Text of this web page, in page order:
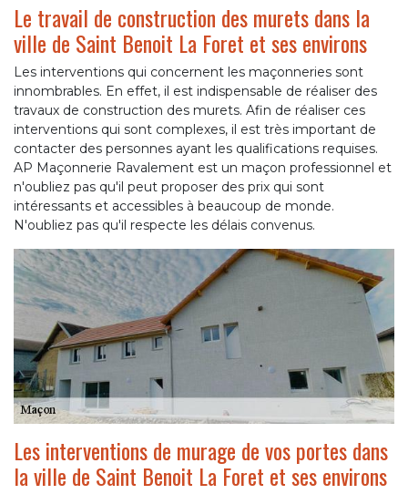
Le travail de construction des murets dans la
ville de Saint Benoit La Foret et ses environs
Les interventions qui concernent les maçonneries sont
innombrables. En effet, il est indispensable de réaliser des
travaux de construction des murets. Afin de réaliser ces
interventions qui sont complexes, il est très important de
contacter des personnes ayant les qualifications requises.
AP Maçonnerie Ravalement est un maçon professionnel et
n'oubliez pas qu'il peut proposer des prix qui sont
intéressants et accessibles à beaucoup de monde.
N'oubliez pas qu'il respecte les délais convenus.
Les interventions de murage de vos portes dans
la ville de Saint Benoit La Foret et ses environs